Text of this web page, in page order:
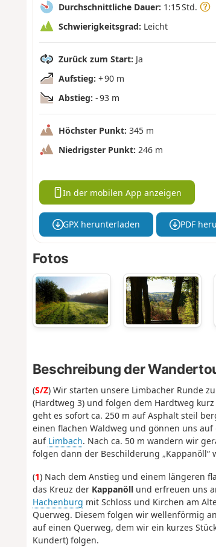
Durchschnittliche Dauer: 1:15 Std.
Schwierigkeitsgrad: Leicht
Zurück zum Start: Ja
Aufstieg: + 90 m
Abstieg: - 93 m
Höchster Punkt: 345 m
Niedrigster Punkt: 246 m
In der mobilen App anzeigen
GPX herunterladen PDF
Fotos
Beschreibung der
(S/Z) Wir starten unsere Limbacher Runde
(Hardtweg 3) und folgen dem Hardtweg
geht es sofort ca. 250 m auf Asphalt steil
einen flachen Waldweg und gönnen uns
auf Limbach. Nach ca. 50 m wandern wir
folgen dann der Beschilderung „Kappanöll“
(1) Nach dem Anstieg und einem längeren
das Kreuz der Kappanöllund erfreuen uns
Hachenburg mit Schloss und Kirchen am
Querweg. Diesem folgen wir wellenförmig
auf einen Querweg, dem wir ein kurzes
Kundert) folgen.